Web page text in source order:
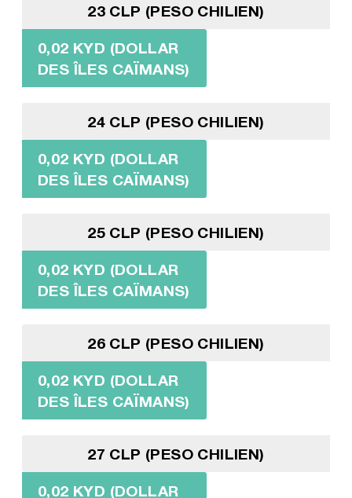
23 CLP (PESO CHILIEN)
0,02 KYD (DOLLAR
DES ÎLES CAÏMANS)
24 CLP (PESO CHILIEN)
0,02 KYD (DOLLAR
DES ÎLES CAÏMANS)
25 CLP (PESO CHILIEN)
0,02 KYD (DOLLAR
DES ÎLES CAÏMANS)
26 CLP (PESO CHILIEN)
0,02 KYD (DOLLAR
DES ÎLES CAÏMANS)
27 CLP (PESO CHILIEN)
0,02 KYD (DOLLAR